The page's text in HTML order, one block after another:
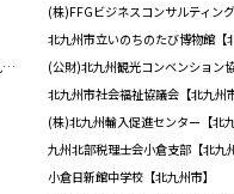
(株)FFGビジネスコンサルティング
北九州市立いのちのたび博物館【
(一社)北九州エコタウンネットワーク【北九州市】
北九州市社会福祉協議会【北九州市
(株)北九州輸入促進センター【北九
九州北部税理士会小倉支部【北九
小倉日新館中学校【北九州市】